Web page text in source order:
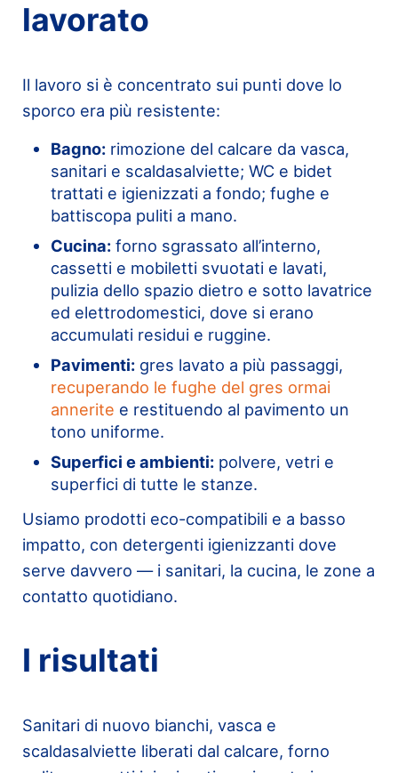
lavorato
Il lavoro si è concentrato sui punti dove lo
sporco era più resistente:
Bagno:rimozione del calcare da vasca,
sanitari e scaldasalviette; WC e bidet
trattati e igienizzati a fondo; fughe e
battiscopa puliti a mano.
Cucina:forno sgrassato all’interno,
cassetti e mobiletti svuotati e lavati,
pulizia dello spazio dietro e sotto lavatrice
ed elettrodomestici, dove si erano
accumulati residui e ruggine.
Pavimenti:gres lavato a più passaggi,
recuperando le fughe del gres ormai
annerite e restituendo al pavimento un
tono uniforme.
Superfici e ambienti:polvere, vetri e
superfici di tutte le stanze.
Usiamo prodotti eco-compatibili e a basso
impatto, con detergenti igienizzanti dove
serve davvero — i sanitari, la cucina, le zone a
contatto quotidiano.
I risultati
Sanitari di nuovo bianchi, vasca e
scaldasalviette liberati dal calcare, forno